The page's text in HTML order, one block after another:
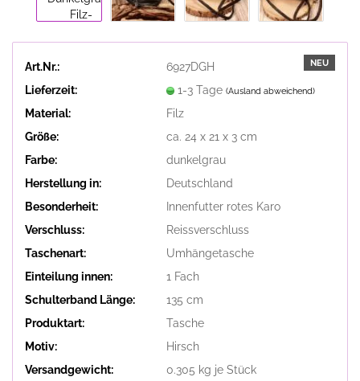
NEU
Art.Nr.:
6927DGH
Lieferzeit:
1-3 Tage (Ausland abweichend)
Material:
Filz
Größe:
ca. 24 x 21 x 3 cm
Farbe:
dunkelgrau
Herstellung in:
Deutschland
Besonderheit:
Innenfutter rotes Karo
Verschluss:
Reissverschluss
Taschenart:
Umhängetasche
Einteilung innen:
1 Fach
Schulterband Länge:
135 cm
Produktart:
Tasche
Motiv:
Hirsch
Versandgewicht:
0.305 kg je Stück